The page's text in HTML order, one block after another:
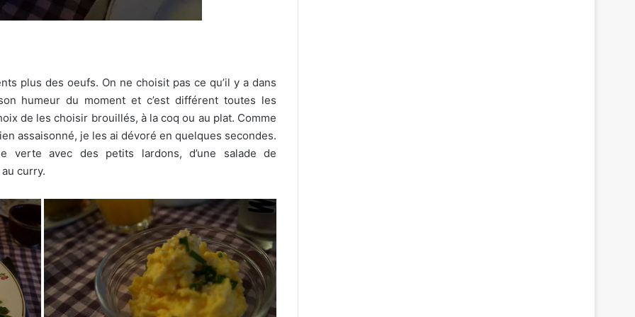
plus des oeufs. On ne choisit pas ce qu’il y a dans
humeur du moment et c’est différent toutes les
de les choisir brouillés, à la coq ou au plat. Comme
assaisonné, je les ai dévoré en quelques secondes.
verte avec des petits lardons, d’une salade de
curry.